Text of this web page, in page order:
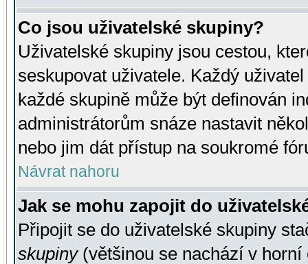
Co jsou uživatelské skupiny?
Uživatelské skupiny jsou cestou,
seskupovat uživatele. Každý
každé skupině může být definován
administrátorům snáze nastavit
nebo jim dát přístup na soukromé
Návrat nahoru
Jak se mohu zapojit do
Připojit se do uživatelské skupiny
skupiny(většinou se nachází v horní